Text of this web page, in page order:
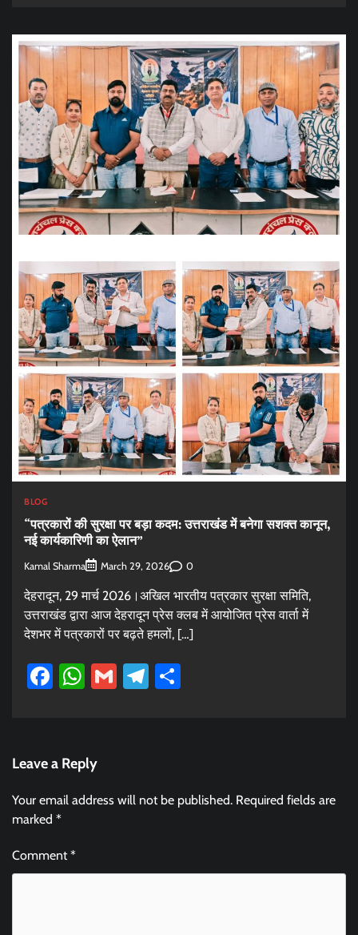
BLOG
“पत्रकारों की सुरक्षा पर बड़ा कदम: उत्तराखंड में बनेगा सशक्त कानून,
नई कार्यकारिणी का ऐलान”
Kamal Sharma March 29, 2026 0
देहरादून, 29 मार्च 2026।अखिल भारतीय पत्रकार सुरक्षा समिति,
उत्तराखंड द्वारा आज देहरादून प्रेस क्लब में आयोजित प्रेस वार्ता में
देशभर में पत्रकारों पर बढ़ते हमलों, […]
Facebook
WhatsApp
GmailTelegram
Leave a Reply
Your email address will not be published. Required fields are
marked *
Comment*